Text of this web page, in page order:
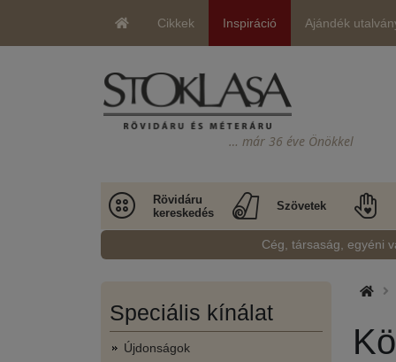
Cikkek Inspiráció Ajándék
… már 36 éve Önökkel
Rövidáru
kereskedés
Szövetek
Cég, társaság, egyéni
Speciális kínálat
Újdonságok